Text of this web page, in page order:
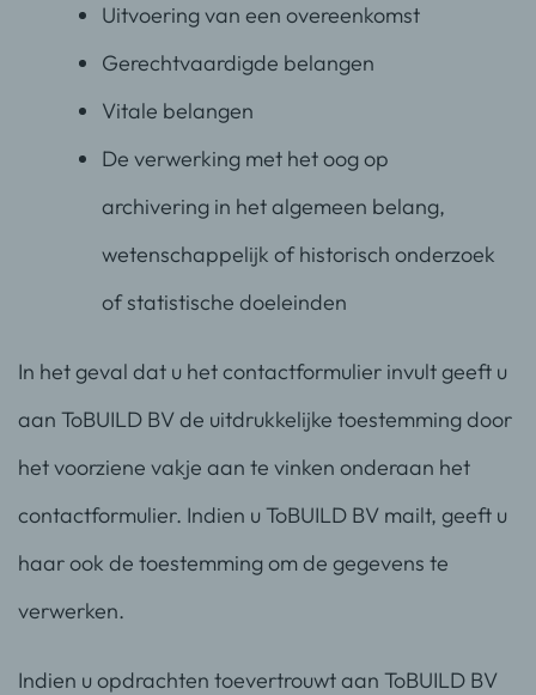
Uitvoering van een overeenkomst
Gerechtvaardigde belangen
Vitale belangen
De verwerking met het oog op
archivering in het algemeen belang,
wetenschappelijk of historisch onderzoek
of statistische doeleinden
In het geval dat u het contactformulier invult geeft u
aan ToBUILD BV de uitdrukkelijke toestemming door
het voorziene vakje aan te vinken onderaan het
contactformulier. Indien u ToBUILD BV mailt, geeft u
haar ook de toestemming om de gegevens te
verwerken.
Indien u opdrachten toevertrouwt aan ToBUILD BV